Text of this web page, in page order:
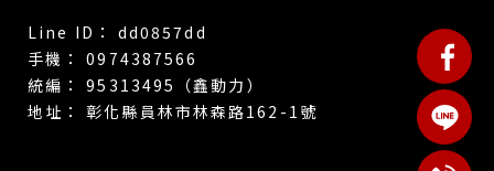
dd0857dd
0974387566
95313495（鑫動力）
彰化縣員林市林森路162-1號